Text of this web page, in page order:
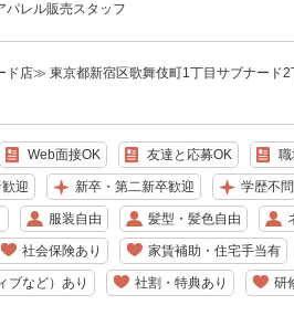
パレル販売スタッフ
店≫ 東京都新宿区歌舞伎町1丁目サブナード2
Web面接OK 友達と応募OK 職
迎 新卒・第二新卒歓迎 学歴不問
服装自由 髪型・髪色自由
社会保険あり 家賃補助・住宅手当有
ブなど）あり 社割・特典あり 研